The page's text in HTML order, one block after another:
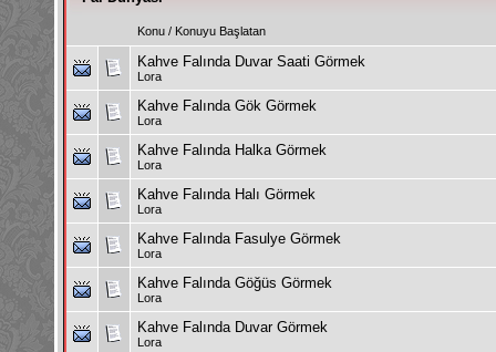
Konu / Konuyu Başlatan
Kahve Falında Duvar Saati Görmek
Lora
Kahve Falında Gök Görmek
Lora
Kahve Falında Halka Görmek
Lora
Kahve Falında Halı Görmek
Lora
Kahve Falında Fasulye Görmek
Lora
Kahve Falında Göğüs Görmek
Lora
Kahve Falında Duvar Görmek
Lora